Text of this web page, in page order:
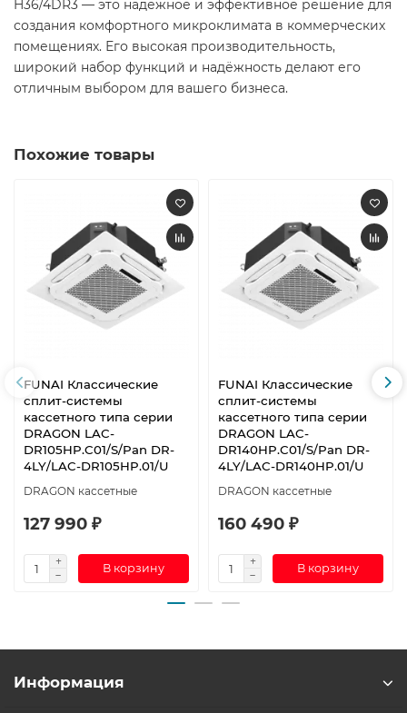
H36/4DR3 — это надёжное и эффективное решение для
создания комфортного микроклимата в коммерческих
помещениях. Его высокая производительность,
широкий набор функций и надёжность делают его
отличным выбором для вашего бизнеса.
Похожие товары
FUNAI Классические
сплит-системы
кассетного типа серии
DRAGON LAC-
DR105HP.C01/S/Pan DR-
4LY/LAC-DR105HP.01/U
DRAGON кассетные
127 990 ₽
В корзину
FUNAI Классические
сплит-системы
кассетного типа серии
DRAGON LAC-
DR140HP.C01/S/Pan DR-
4LY/LAC-DR140HP.01/U
DRAGON кассетные
160 490 ₽
В корзину
Информация